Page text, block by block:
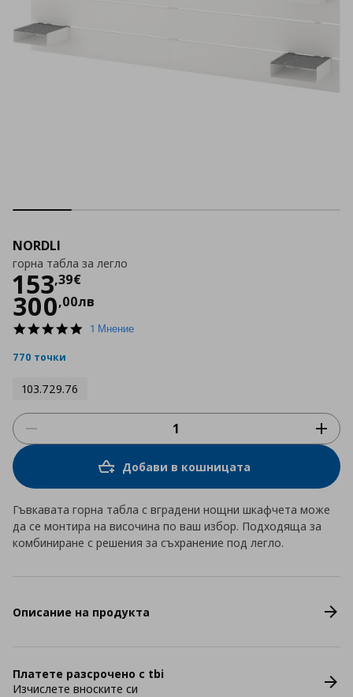
NORDLI
горна табла за легло
153,39€
Цена
300,00лв
5.01 Мнение
770 точки
103.729.76
Добави в кошницата
Гъвкавата горна табла с вградени нощни шкафчета може
да се монтира на височина по ваш избор. Подходяща за
комбиниране с решения за съхранение под легло.
Описание на продукта
Платете разсрочено с tbi
Изчислете вноските си